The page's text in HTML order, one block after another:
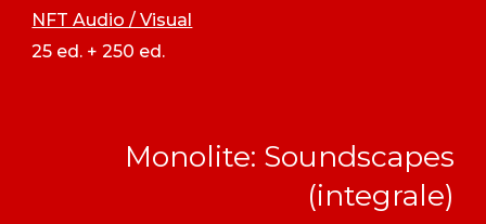
NFT Audio / Visual
25 ed. + 250 ed.
Monolite: Soundscapes
(integrale)